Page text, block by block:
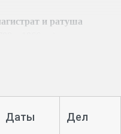
и ратуша
о спорной земле, о
вина.
Даты Дел